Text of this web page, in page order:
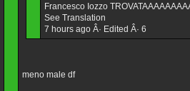
Francesco Iozzo
See Translation
7 hours ago Â· Edited Â· 6
meno male df